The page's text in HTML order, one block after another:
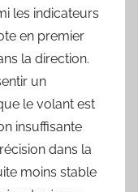
les indicateurs
en premier
la direction.
un
le volant est
insuffisante
dans la
moins stable